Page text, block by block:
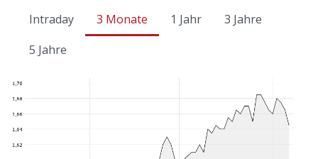
Intraday 3 Monate 1 Jahr
3 Jahre
5 Jahre